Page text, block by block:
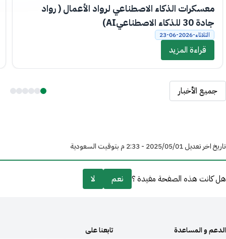
معسكرات الذكاء الاصطناعي لرواد الأعمال ( رواد
جادة 30 للذكاء الاصطناعيAI)
الثلاثاء-2026-06-23
قراءة المزيد
جميع الأخبار
تاريخ اخر تعديل 01‏/05‏/2025 - 2:33 م بتوقيت السعودية
هل كانت هذه الصفحة مفيدة ؟ نعم لا
الدعم و المساعدة
تابعنا على